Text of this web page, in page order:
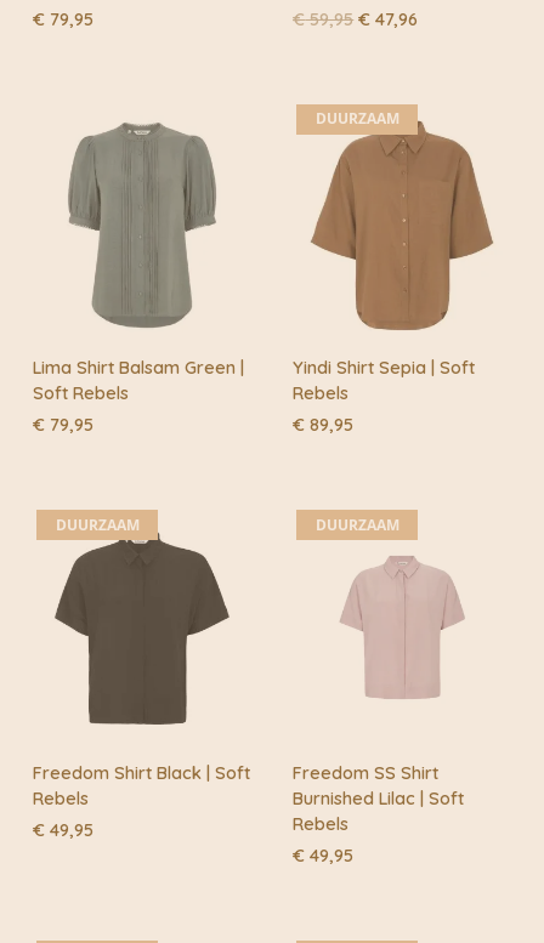
€ 79,95
€59,95 Oorspronkelijke
€ 47,96
Lima Shirt Balsam Green |
Soft Rebels
€ 79,95
DUURZAAM
Yindi Shirt Sepia | Soft
Rebels
€ 89,95
DUURZAAM
Freedom Shirt Black | Soft
Rebels
€ 49,95
DUURZAAM
Freedom SS Shirt
Burnished Lilac | Soft
Rebels
€ 49,95